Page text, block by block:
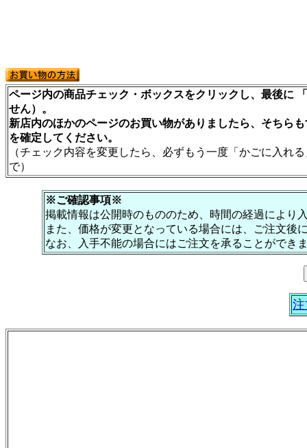
ページ内の商品チェック・ボックスをクリックし、最後に
せん）。
新店内のほかのページのお買い物がありましたら、そちら
を確定してください。
（チェック内容を変更したら、必ずもう一度「かごに入れ
で）
※ご確認事項※
掲載情報は公開時のもののため、時間の経過により
また、価格が変更となっている場合には、ご注文後
なお、入手不能の場合にはご注文を承ることができ